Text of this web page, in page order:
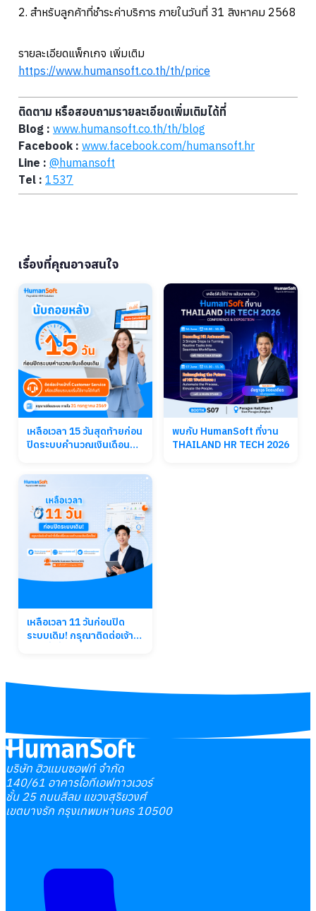
2. สำหรับลูกค้าที่ชำระค่าบริการ ภายในวันที่ 31 สิงหาคม 2568
รายละเอียดแพ็กเกจ เพิ่มเติม
https://www.humansoft.co.th/th/price
ติดตาม หรือสอบถามรายละเอียดเพิ่มเติมได้ที่
Blog : www.humansoft.co.th/th/blog
Facebook : www.facebook.com/humansoft.hr
Line : @humansoft
Tel : 1537
เรื่องที่คุณอาจสนใจ
เหลือเวลา 15 วันสุดท้ายก่อน
ปิดระบบคำนวณเงินเดือน
พบกับ HumanSoft ที่งาน
THAILAND HR TECH 2026
เหลือเวลา 11 วันก่อนปิด
ระบบเดิม! กรุณาติดต่อเจ้า
บริษัท ฮิวแมนซอฟท์ จำกัด
140/61 อาคารไอทีเอฟทาวเวอร์
ชั้น 25 ถนนสีลม แขวงสุริยวงศ์
เขตบางรัก กรุงเทพมหานคร 10500